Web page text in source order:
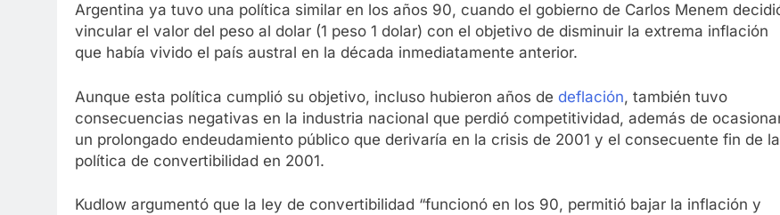
Argentina ya tuvo una política similar en los años 90, cuando el gobierno de Carlos Menem
vincular el valor del peso al dolar (1 peso 1 dolar) con el objetivo de disminuir la extrema inflación
que había vivido el país austral en la década inmediatamente anterior.
Aunque esta política cumplió su objetivo, incluso hubieron años de deflación, también tuvo
consecuencias negativas en la industria nacional que perdió competitividad, además de
un prolongado endeudamiento público que derivaría en la crisis de 2001 y el consecuente fin de la
política de convertibilidad en 2001.
Kudlow argumentó que la ley de convertibilidad “funcionó en los 90, permitió bajar la inflación y